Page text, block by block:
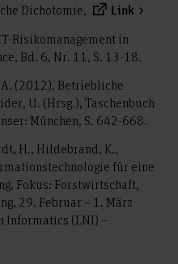
Dichotomie,
Link
Risikomanagement in
Bd. 6, Nr. 11, S. 13-18.
(2012), Betriebliche
U. (Hrsg.), Taschenbuch
München, S. 642-668.
H., Hildebrand, K.,
für eine
Fokus: Forstwirtschaft,
29. Februar – 1. März
Informatics (LNI) –